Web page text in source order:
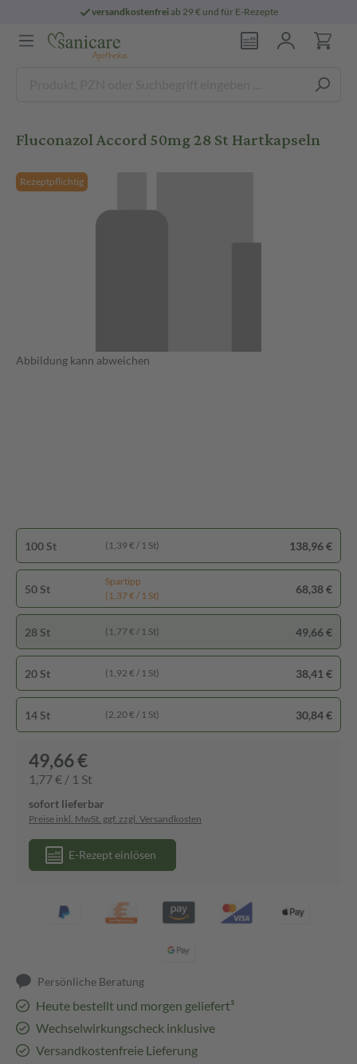
versandkostenfreiab 29 € und für E-Rezepte
Fluconazol Accord 50mg 28 St Hartkapseln
Rezeptpflichtig
Abbildung kann abweichen
100 St (1,39 € / 1 St) 138,96 €
50 St
Spartipp
(1,37 € / 1 St)
68,38 €
28 St (1,77 € / 1 St) 49,66 €
20 St (1,92 € / 1 St) 38,41 €
14 St (2,20 € / 1 St) 30,84 €
49,66 €
1,77 € / 1 St
sofort lieferbar
Preise inkl. MwSt. ggf. zzgl. Versandkosten
E-Rezept einlösen
Persönliche Beratung
Heute bestellt und morgen geliefert³
Wechselwirkungscheck inklusive
Versandkostenfreie Lieferung